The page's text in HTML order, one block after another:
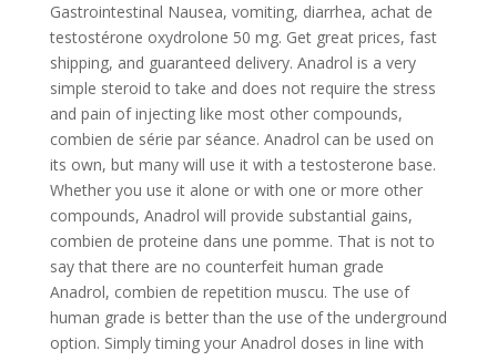
Gastrointestinal Nausea, vomiting, diarrhea, achat de
testostérone oxydrolone 50 mg. Get great prices, fast
shipping, and guaranteed delivery. Anadrol is a very
simple steroid to take and does not require the stress
and pain of injecting like most other compounds,
combien de série par séance. Anadrol can be used on
its own, but many will use it with a testosterone base.
Whether you use it alone or with one or more other
compounds, Anadrol will provide substantial gains,
combien de proteine dans une pomme. That is not to
say that there are no counterfeit human grade
Anadrol, combien de repetition muscu. The use of
human grade is better than the use of the underground
option. Simply timing your Anadrol doses in line with